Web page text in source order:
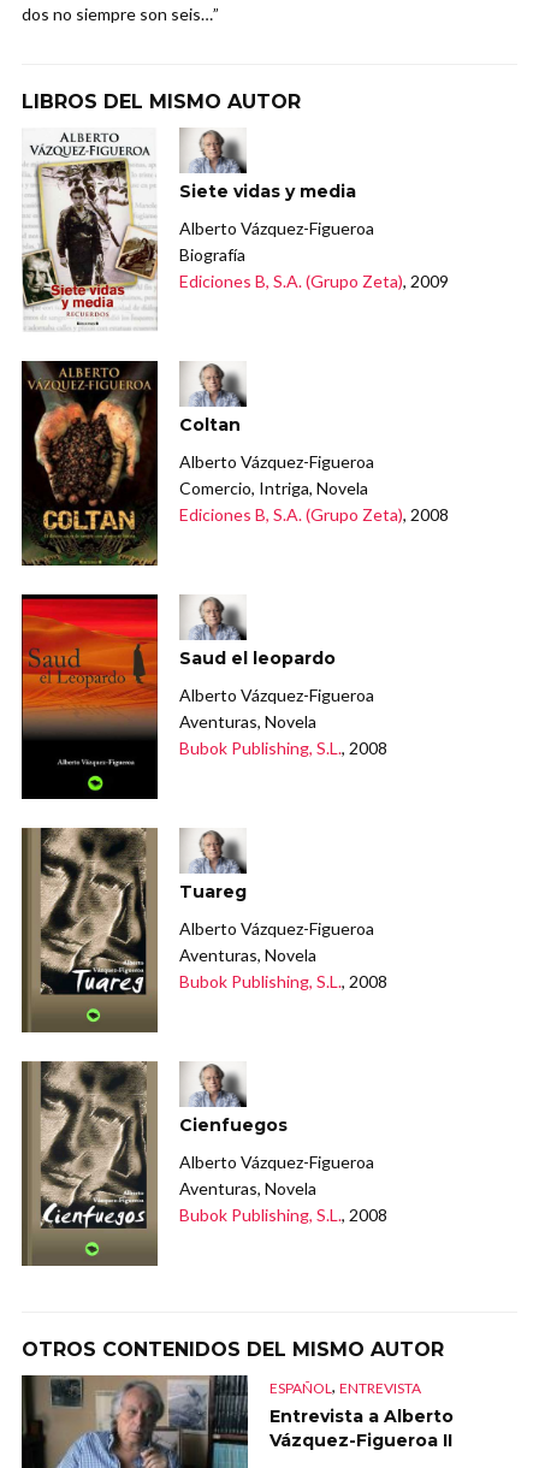
dos no siempre son seis…”
LIBROS DEL MISMO AUTOR
Siete vidas y media
Alberto Vázquez-Figueroa
Biografía
Ediciones B, S.A. (Grupo Zeta), 2009
Coltan
Alberto Vázquez-Figueroa
Comercio, Intriga, Novela
Ediciones B, S.A. (Grupo Zeta), 2008
Saud el leopardo
Alberto Vázquez-Figueroa
Aventuras, Novela
Bubok Publishing, S.L., 2008
Tuareg
Alberto Vázquez-Figueroa
Aventuras, Novela
Bubok Publishing, S.L., 2008
Cienfuegos
Alberto Vázquez-Figueroa
Aventuras, Novela
Bubok Publishing, S.L., 2008
OTROS CONTENIDOS DEL MISMO AUTOR
ESPAÑOL , ENTREVISTA
Entrevista a Alberto
Vázquez-Figueroa II